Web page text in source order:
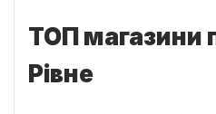
ТОП магазини
Рівне